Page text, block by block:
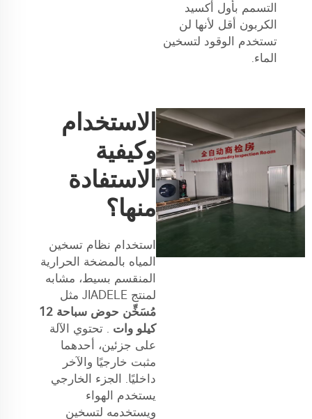
التسمم بأول أكسيد
الكربون أقل لأنها لن
تستخدم الوقود لتسخين
الماء.
الاستخدام
وكيفية
الاستفادة
منها؟
استخدام نظام تسخين
المياه بالمضخة الحرارية
المنقسم بسيط، مشابه
لمنتج JIADELE مثل
مُسَخِّن حوض سباحة 12
كيلو وات . تحتوي الآلة
على جزئين، أحدهما
مثبت خارجيًا والآخر
داخليًا. الجزء الخارجي
يستخدم الهواء
ويستخدمه لتسخين